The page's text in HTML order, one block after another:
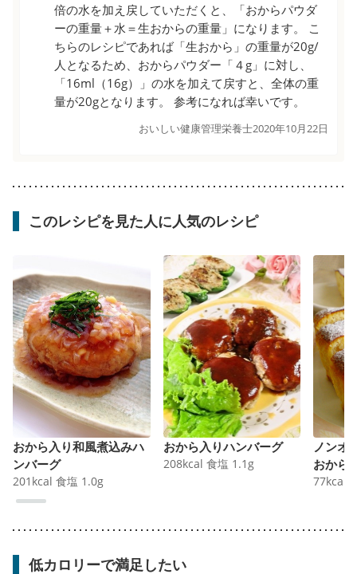
倍の水を加え戻していただくと、「おからパウダ
ーの重量＋水＝生おからの重量」になります。 こ
ちらのレシピであれば「生おから」の重量が20g/
人となるため、おからパウダー「４g」に対し、
「16ml（16g）」の水を加えて戻すと、全体の重
量が20gとなります。 参考になれば幸いです。
おいしい健康管理栄養士2020年10月22日
このレシピを見た人に人気のレシピ
おから入り和風煮込みハ
ンバーグ
201 kcal 食塩 1.0g
おから入りハンバーグ
208kcal 食塩 1.1 g
ノンオ
おから
77kcal
低カロリーで満足したい